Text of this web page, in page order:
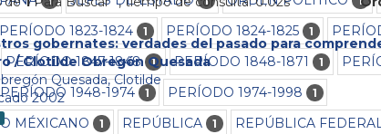
PERÍODO 1823-1824 1 PERÍODO 1824-1825 1
PERÍODO 1847-1848 1 PERÍODO 1848-1871 1
PERÍODO 1948-1974 1 PERÍODO 1974-1998 1
MÉXICANO 1 REPÚBLICA 1 REPÚBLICA
gobernates: verdades del pasado para
/ Clotilde Obregón Quesada
Quesada, Clotilde
2002